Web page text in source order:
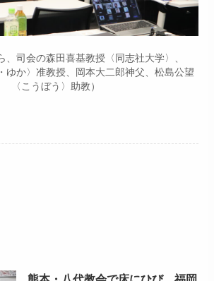
、司会の森田喜基教授〈同志社大学〉、
ゆか〉准教授、岡本大二郎神父、松島公望
〈こうぼう〉助教）